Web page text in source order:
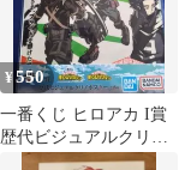
¥550
一番くじ ヒロアカ I賞
歴代ビジュアルクリア
ポスター